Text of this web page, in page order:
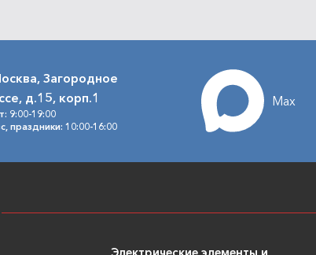
Max
Загородное
д.15, корп.1
9:00-19:00
праздники: 10:00-16:00
Электрические элементы и